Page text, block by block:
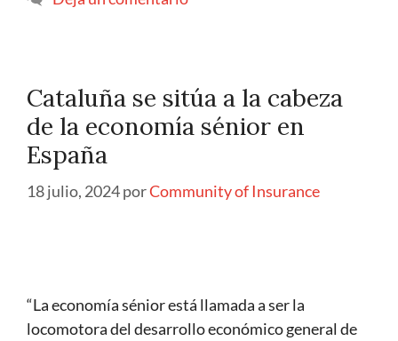
Cataluña se sitúa a la cabeza
de la economía sénior en
España
18 julio, 2024porCommunity of Insurance
“La economía sénior está llamada a ser la
locomotora del desarrollo económico general de